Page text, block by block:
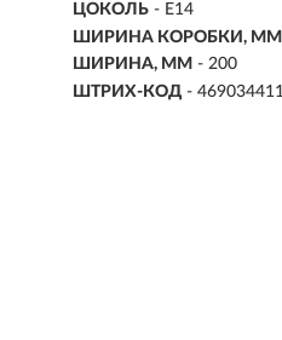
ЦОКОЛЬ - E14
ШИРИНА КОРОБКИ, ММ
ШИРИНА, ММ - 200
ШТРИХ-КОД -